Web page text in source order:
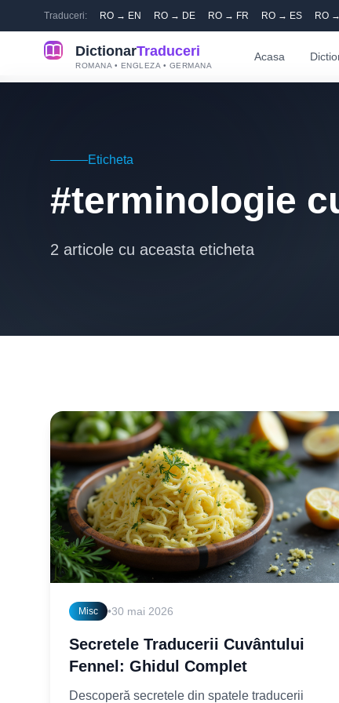
Traduceri: RO → EN RO → DE RO → FR RO → ES RO
DictionarTraduceri
ROMANA • ENGLEZA • GERMANA
Acasa
Eticheta
#terminologie
2 articole cu aceasta eticheta
Misc •30 mai 2026
Secretele Traducerii Cuvântului
Fennel: Ghidul Complet
Descoperă secretele din spatele traducerii